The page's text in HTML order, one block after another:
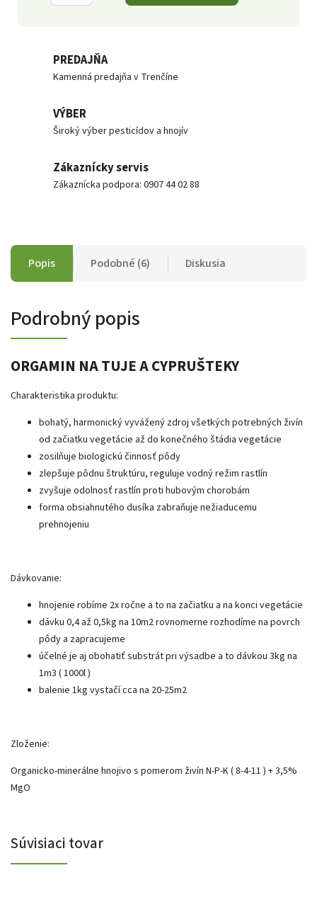
PREDAJŇA
Kamenná predajňa v Trenčíne
VÝBER
Široký výber pesticídov a hnojív
Zákaznícky servis
Zákaznícka podpora: 0907 44 02 88
Popis Podobné (6) Diskusia
Podrobný popis
ORGAMIN NA TUJE A CYPRUŠTEKY
Charakteristika produktu:
bohatý, harmonický vyvážený zdroj všetkých potrebných živín
od začiatku vegetácie až do konečného štádia vegetácie
zosilňuje biologickú činnosť pôdy
zlepšuje pôdnu štruktúru, reguluje vodný režim rastlín
zvyšuje odolnosť rastlín proti hubovým chorobám
forma obsiahnutého dusíka zabraňuje nežiaducemu
prehnojeniu
Dávkovanie:
hnojenie robíme 2x ročne a to na začiatku a na konci vegetácie
dávku 0,4 až 0,5kg na 10m2 rovnomerne rozhodíme na povrch
pôdy a zapracujeme
účelné je aj obohatiť substrát pri výsadbe a to dávkou 3kg na
1m3 ( 1000l )
balenie 1kg vystačí cca na 20-25m2
Zloženie:
Organicko-minerálne hnojivo s pomerom živín N-P-K ( 8-4-11 ) + 3,5%
MgO
Súvisiaci tovar